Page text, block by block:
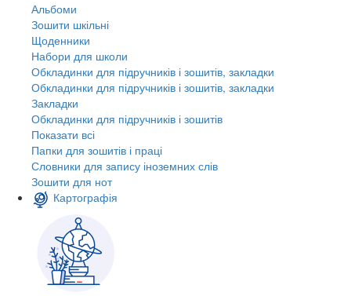
Альбоми
Зошити шкільні
Щоденники
Набори для школи
Обкладинки для підручників і зошитів, закладки
Обкладинки для підручників і зошитів, закладки
Закладки
Обкладинки для підручників і зошитів
Показати всі
Папки для зошитів і праці
Словники для запису іноземних слів
Зошити для нот
Картографія